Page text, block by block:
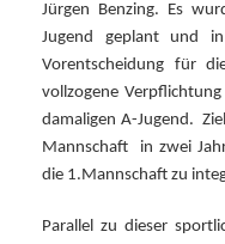
Jürgen Benzing. Es
Jugend geplant und
Vorentscheidung für
vollzogene
damaligen A-Jugend.
Mannschaft
in zwei
die 1.Mannschaft zu
Parallel zu dieser